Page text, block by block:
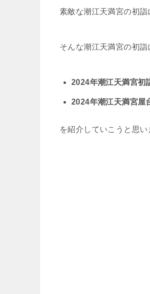
素敵な潮江天満宮の初
そんな潮江天満宮の初詣
2024年潮江天満宮初
2024年潮江天満宮屋
を紹介していこうと思い